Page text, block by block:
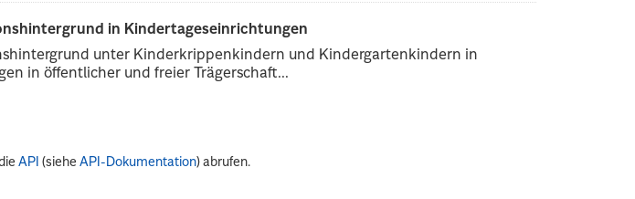
in Kindertageseinrichtungen
unter Kinderkrippenkindern und Kindergartenkindern in
in öffentlicher und freier Trägerschaft...
API (sieheAPI-Dokumentation) abrufen.